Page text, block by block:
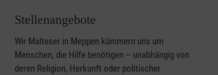
Stellenangebote
Wir Malteser in Meppen kümmern uns um
Menschen, die Hilfe benötigen – unabhängig von
deren Religion, Herkunft oder politischer